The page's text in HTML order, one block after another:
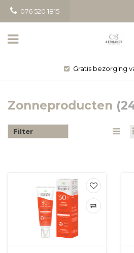
076 520 1815
Gratis bezorging
Zonneproducten
Filter